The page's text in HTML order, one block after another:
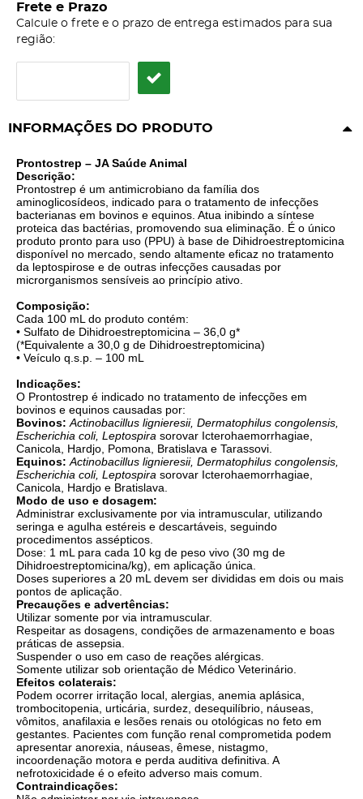
Frete e Prazo
Calcule o frete e o prazo de entrega estimados para sua
região:
INFORMAÇÕES DO PRODUTO
Prontostrep – JA Saúde Animal
Descrição:
Prontostrep é um antimicrobiano da família dos
aminoglicosídeos, indicado para o tratamento de infecções
bacterianas em bovinos e equinos. Atua inibindo a síntese
proteica das bactérias, promovendo sua eliminação. É o único
produto pronto para uso (PPU) à base de Dihidroestreptomicina
disponível no mercado, sendo altamente eficaz no tratamento
da leptospirose e de outras infecções causadas por
microrganismos sensíveis ao princípio ativo.
Composição:
Cada 100 mL do produto contém:
• Sulfato de Dihidroestreptomicina – 36,0 g*
(*Equivalente a 30,0 g de Dihidroestreptomicina)
• Veículo q.s.p. – 100 mL
Indicações:
O Prontostrep é indicado no tratamento de infecções em
bovinos e equinos causadas por:
Bovinos: Actinobacillus lignieresii, Dermatophilus congolensis,
Escherichia coli, Leptospira sorovar Icterohaemorrhagiae,
Canicola, Hardjo, Pomona, Bratislava e Tarassovi.
Equinos: Actinobacillus lignieresii, Dermatophilus congolensis,
Escherichia coli, Leptospira sorovar Icterohaemorrhagiae,
Canicola, Hardjo e Bratislava.
Modo de uso e dosagem:
Administrar exclusivamente por via intramuscular, utilizando
seringa e agulha estéreis e descartáveis, seguindo
procedimentos assépticos.
Dose: 1 mL para cada 10 kg de peso vivo (30 mg de
Dihidroestreptomicina/kg), em aplicação única.
Doses superiores a 20 mL devem ser divididas em dois ou mais
pontos de aplicação.
Precauções e advertências:
Utilizar somente por via intramuscular.
Respeitar as dosagens, condições de armazenamento e boas
práticas de assepsia.
Suspender o uso em caso de reações alérgicas.
Somente utilizar sob orientação de Médico Veterinário.
Efeitos colaterais:
Podem ocorrer irritação local, alergias, anemia aplásica,
trombocitopenia, urticária, surdez, desequilíbrio, náuseas,
vômitos, anafilaxia e lesões renais ou otológicas no feto em
gestantes. Pacientes com função renal comprometida podem
apresentar anorexia, náuseas, êmese, nistagmo,
incoordenação motora e perda auditiva definitiva. A
nefrotoxicidade é o efeito adverso mais comum.
Contraindicações: